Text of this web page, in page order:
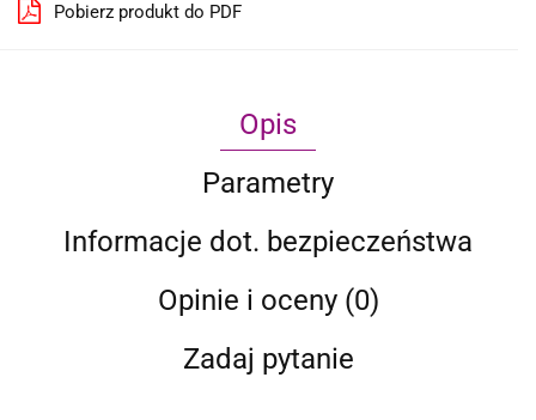
Pobierz produkt do PDF
Opis
Parametry
Informacje dot. bezpieczeństwa
Opinie i oceny (0)
Zadaj pytanie